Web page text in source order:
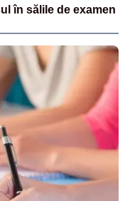
în sălile de examen